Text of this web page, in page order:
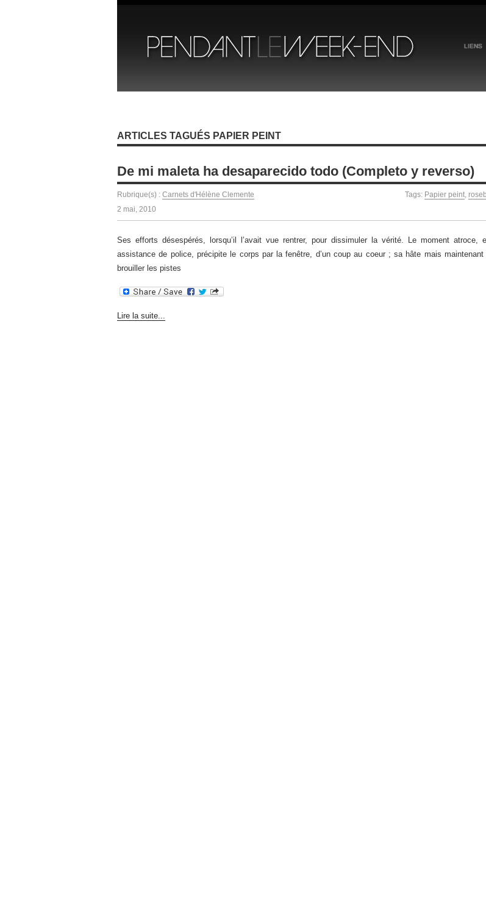
LIENS
ARTICLES TAGUÉS PAPIER PEINT
De mi maleta ha desaparecido todo (Completo y reverso)
Rubrique(s) : Carnets d'Hélène Clemente Tags: Papier peint,
2 mai, 2010
Ses efforts désespérés, lorsqu’il l’avait vue rentrer, pour dissimuler la vérité. Le moment atroce,
assistance de police, précipite le corps par la fenêtre, d’un coup au coeur ; sa hâte mais
brouiller les pistes
Lire la suite...